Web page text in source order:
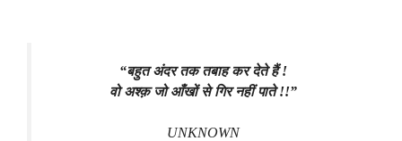
“बहुत अंदर तक तबाह कर देते हैं !
वो अश्क़ जो आँखों से गिर नहीं पाते !!”
UNKNOWN